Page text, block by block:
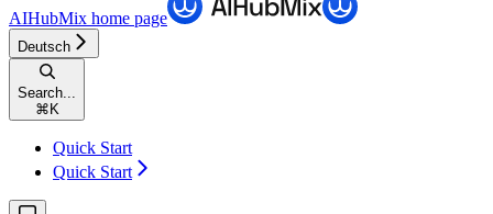
AIHubMix home page
Deutsch
Search...
⌘ K
Quick Start
Quick Start